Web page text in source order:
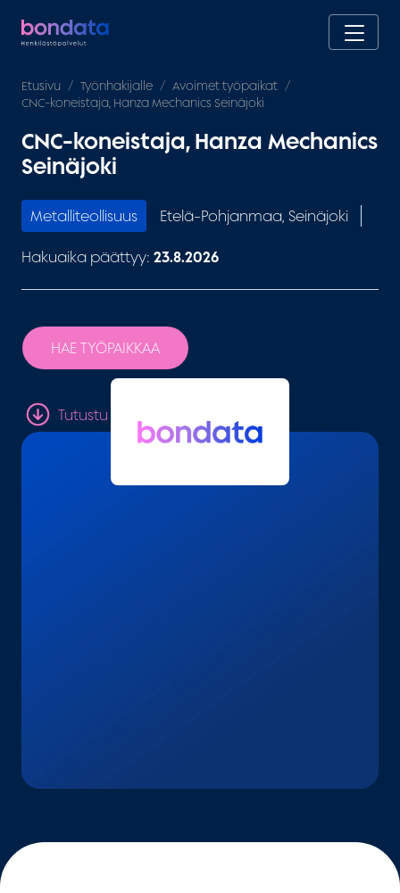
Etusivu Työnhakijalle
Avoimet työpaikat
CNC-koneistaja, Hanza Mechanics Seinäjoki
CNC-koneistaja, Hanza Mechanics
Seinäjoki
Metalliteollisuus Etelä-Pohjanmaa, Seinäjoki
Hakuaika päättyy: 23.8.2026
HAE TYÖPAIKKAA
Tutustu tarkemmin